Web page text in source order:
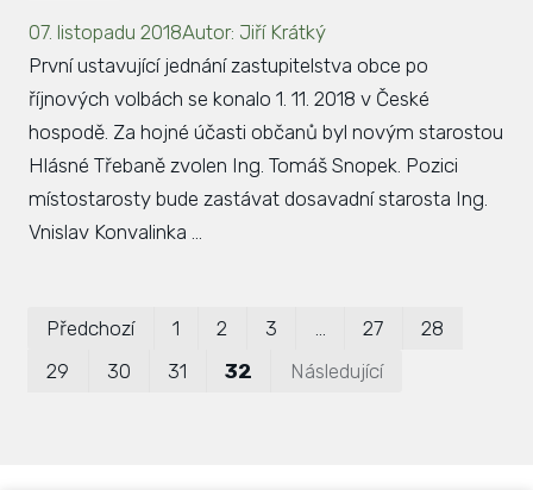
07. listopadu 2018Autor: Jiří Krátký
První ustavující jednání zastupitelstva obce po
říjnových volbách se konalo 1. 11. 2018 v České
hospodě. Za hojné účasti občanů byl novým starostou
Hlásné Třebaně zvolen Ing. Tomáš Snopek. Pozici
místostarosty bude zastávat dosavadní starosta Ing.
Vnislav Konvalinka ...
Předchozí 1 2 3 27
28
29
30 31 32 Následující